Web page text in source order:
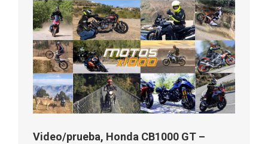
Video/prueba, Honda CB1000 GT –